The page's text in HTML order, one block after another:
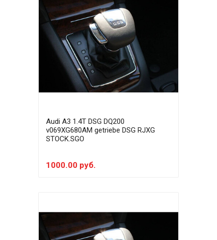
Audi A3 1.4T DSG DQ200
v069XG680AM getriebe DSG RJXG
STOCK.SGO
1000.00 руб.